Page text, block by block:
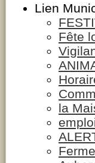
Lien
Fête
la